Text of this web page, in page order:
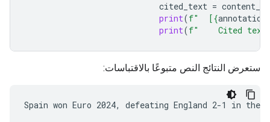
cited_text =
print(f"  [{annotation
print(f"    Cited
ستعرض النتائج النص متبوعًا بالاقتباسات:
Spain won Euro 2024, defeating England 2-1 in